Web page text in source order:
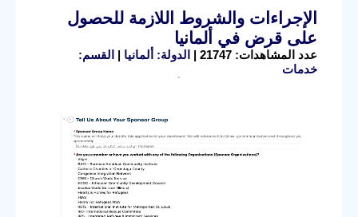
الإجراءات والشروط اللازمة للحصول
على قرض في ألمانيا
عدد المشاهدات: 21747 | الدولة: ألمانيا | القسم:
خدمات